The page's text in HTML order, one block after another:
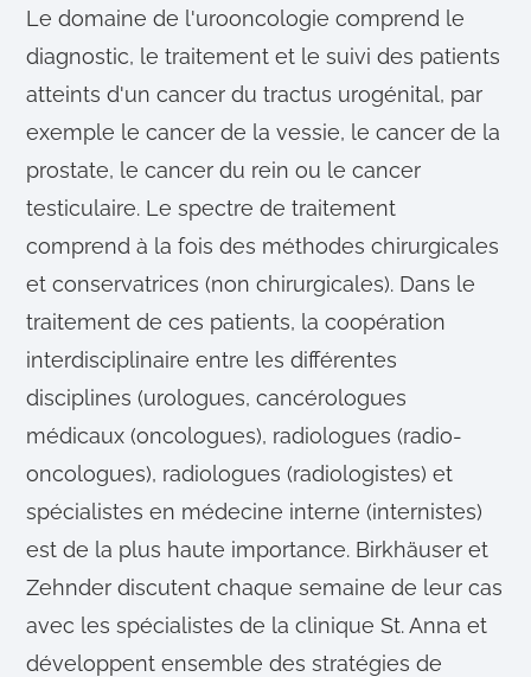
Le domaine de l'urooncologie comprend le
diagnostic, le traitement et le suivi des patients
atteints d'un cancer du tractus urogénital, par
exemple le cancer de la vessie, le cancer de la
prostate, le cancer du rein ou le cancer
testiculaire. Le spectre de traitement
comprend à la fois des méthodes chirurgicales
et conservatrices (non chirurgicales). Dans le
traitement de ces patients, la coopération
interdisciplinaire entre les différentes
disciplines (urologues, cancérologues
médicaux (oncologues), radiologues (radio-
oncologues), radiologues (radiologistes) et
spécialistes en médecine interne (internistes)
est de la plus haute importance. Birkhäuser et
Zehnder discutent chaque semaine de leur cas
avec les spécialistes de la clinique St. Anna et
développent ensemble des stratégies de